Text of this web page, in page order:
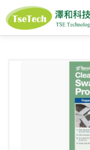
澤和科技